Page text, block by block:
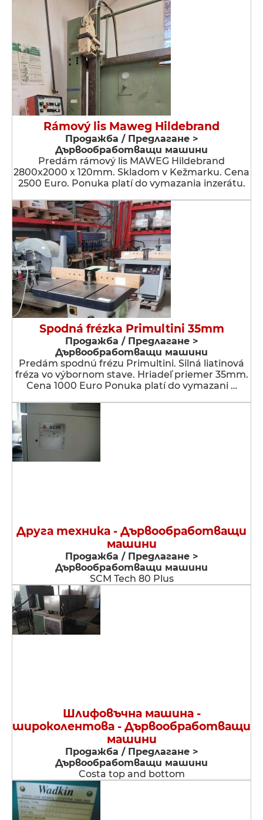
Rámový lis Maweg Hildebrand
Продажба / Предлагане >
Дървообработващи машини
Predám rámový lis MAWEG Hildebrand
2800x2000 x 120mm. Skladom v Kežmarku. Cena
2500 Euro. Ponuka platí do vymazania inzerátu.
Spodná frézka Primultini 35mm
Продажба / Предлагане >
Дървообработващи машини
Predám spodnú frézu Primultini. Silná liatinová
fréza vo výbornom stave. Hriadeľ priemer 35mm.
Cena 1000 Euro Ponuka platí do vymazani …
Друга техника - Дървообработващи
машини
Продажба / Предлагане >
Дървообработващи машини
SCM Tech 80 Plus
Шлифовъчна машина -
широколентова - Дървообработващи
машини
Продажба / Предлагане >
Дървообработващи машини
Costa top and bottom